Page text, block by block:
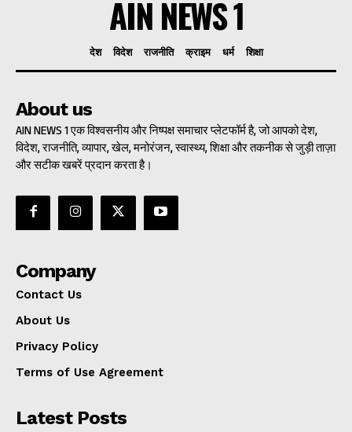
AIN NEWS 1
देश विदेश राजनीति क्राइम धर्म शिक्षा
About us
AIN NEWS 1 एक विश्वसनीय और निष्पक्ष समाचार प्लेटफॉर्म है, जो आपको देश,
विदेश, राजनीति, व्यापार, खेल, मनोरंजन, स्वास्थ्य, शिक्षा और तकनीक से जुड़ी ताज़ा
और सटीक खबरें प्रदान करता है।
Company
Contact Us
About Us
Privacy Policy
Terms of Use Agreement
Latest Posts